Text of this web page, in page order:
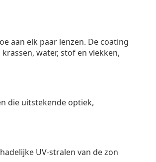
aan elk paar lenzen. De coating
water, stof en vlekken,
die uitstekende optiek,
UV-stralen van de zon